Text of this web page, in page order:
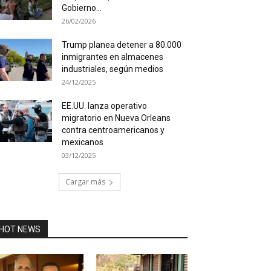
Gobierno...
26/02/2026
Trump planea detener a 80.000
inmigrantes en almacenes
industriales, según medios
24/12/2025
EE.UU. lanza operativo
migratorio en Nueva Orleans
contra centroamericanos y
mexicanos
03/12/2025
Cargar más
NEWS